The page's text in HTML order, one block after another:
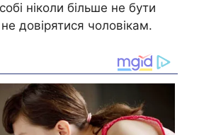
ніколи більше не бути
довірятися чоловікам.